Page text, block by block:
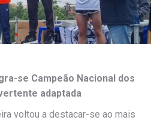
se Campeão Nacional dos
adaptada
voltou a destacar-se ao mais